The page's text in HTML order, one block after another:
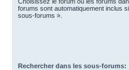
forums sont automatiquement inclus
sous-forums ».
Rechercher dans les sous-forums: